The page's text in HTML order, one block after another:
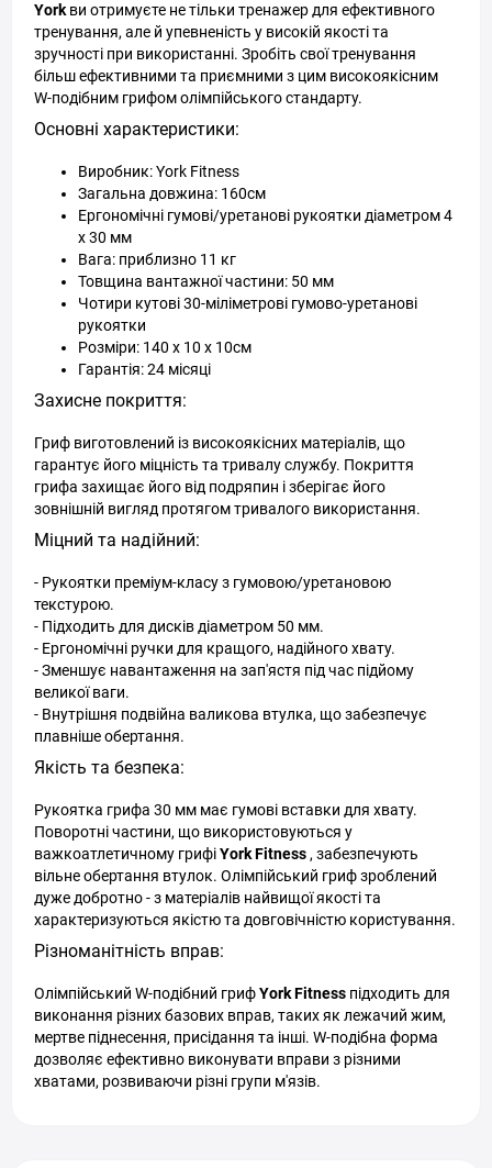
York ви отримуєте не тільки тренажер для ефективного
тренування, але й упевненість у високій якості та
зручності при використанні. Зробіть свої тренування
більш ефективними та приємними з цим високоякісним
W-подібним грифом олімпійського стандарту.
Основні характеристики:
Виробник: York Fitness
Загальна довжина: 160см
Ергономічні гумові/уретанові рукоятки діаметром 4
х 30 мм
Вага: приблизно 11 кг
Товщина вантажної частини: 50 мм
Чотири кутові 30-міліметрові гумово-уретанові
рукоятки
Розміри: 140 х 10 х 10см
Гарантія: 24 місяці
Захисне покриття:
Гриф виготовлений із високоякісних матеріалів, що
гарантує його міцність та тривалу службу. Покриття
грифа захищає його від подряпин і зберігає його
зовнішній вигляд протягом тривалого використання.
Міцний та надійний:
- Рукоятки преміум-класу з гумовою/уретановою
текстурою.
- Підходить для дисків діаметром 50 мм.
- Ергономічні ручки для кращого, надійного хвату.
- Зменшує навантаження на зап'ястя під час підйому
великої ваги.
- Внутрішня подвійна валикова втулка, що забезпечує
плавніше обертання.
Якість та безпека:
Рукоятка грифа 30 мм має гумові вставки для хвату.
Поворотні частини, що використовуються у
важкоатлетичному грифіYork Fitness , забезпечують
вільне обертання втулок. Олімпійський гриф зроблений
дуже добротно - з матеріалів найвищої якості та
характеризуються якістю та довговічністю користування.
Різноманітність вправ:
Олімпійський W-подібний грифYork Fitness підходить для
виконання різних базових вправ, таких як лежачий жим,
мертве піднесення, присідання та інші. W-подібна форма
дозволяє ефективно виконувати вправи з різними
хватами, розвиваючи різні групи м'язів.